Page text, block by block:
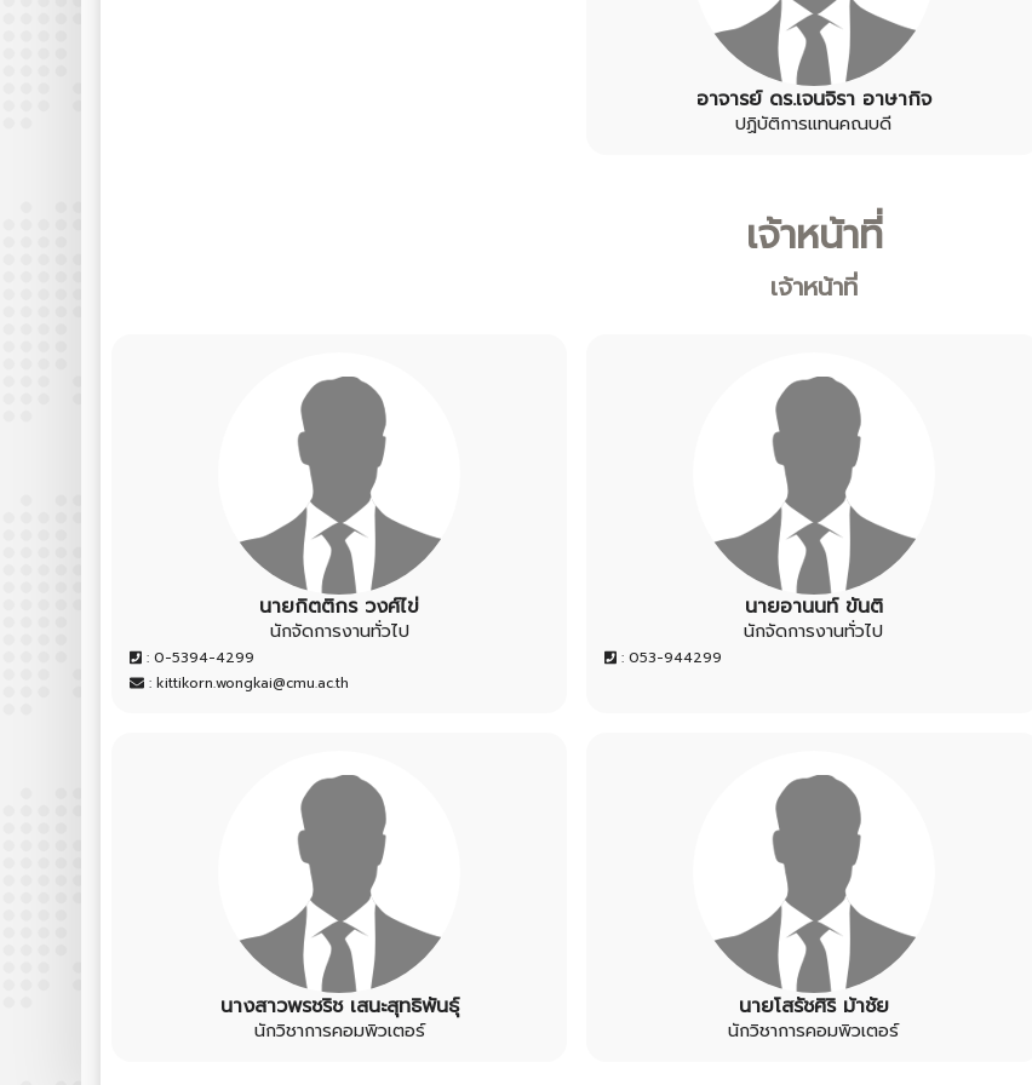
อาจารย์ ดร.เจนจิรา อาษากิจ
ปฏิบัติการแทนคณบดี
เจ้าหน้าที่
เจ้าหน้าที่
นายกิตติกร วงศ์ไข่
นักจัดการงานทั่วไป
: 0-5394-4299
: kittikorn.wongkai@cmu.ac.th
นายอานนท์ ขันติ
นักจัดการงานทั่วไป
: 053-944299
นางสาวพรชริช เสนะสุทธิพันธุ์
นักวิชาการคอมพิวเตอร์
นายโสรัชศิริ ม้าชัย
นักวิชาการคอมพิวเตอร์